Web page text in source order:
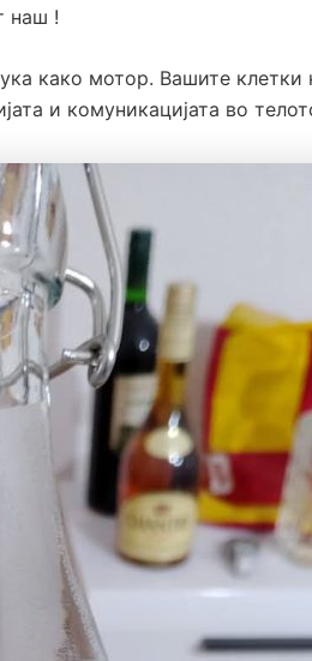
наш !
како мотор. Вашите
и комуникацијата во